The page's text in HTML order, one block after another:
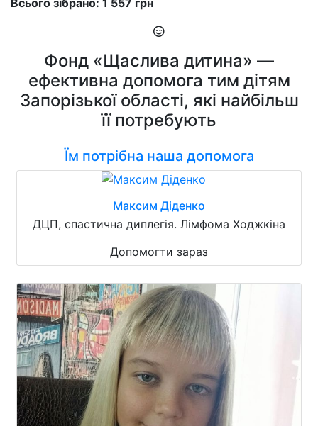
Фонд «Щаслива дитина» —
ефективна допомога тим дітям
Запорізької області, які найбільш
її потребують
Їм потрібна наша допомога
Максим Діденко
ДЦП, спастична диплегія. Лімфома Ходжкіна
Допомогти зараз